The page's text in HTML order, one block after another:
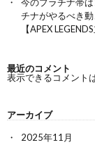
チナがやるべき
【APEX
最近のコメント
表示できるコメント
アーカイブ
2025年11月